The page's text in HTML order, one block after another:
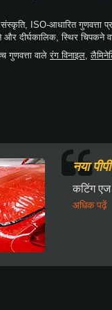
ISO-आधारित गुणवत्ता
दीर्घकालिक, स्थिर चिपकने
गुणवत्ता वालेरंग विनाइल ,
नया
कटिंग एज
अधिक पढ़ें